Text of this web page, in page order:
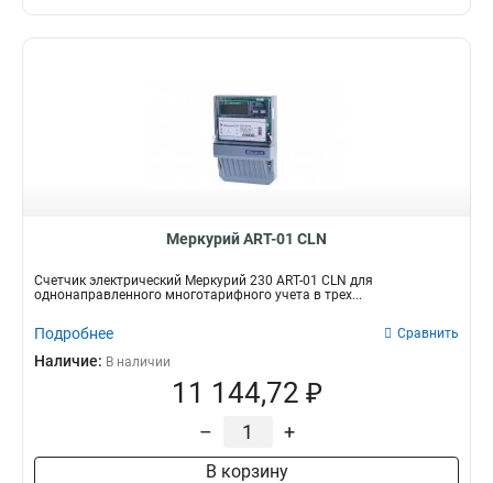
Меркурий АRT-01 СLN
Счетчик электрический Меркурий 230 АRT-01 СLN для
однонаправленного многотарифного учета в трех...
Подробнее Сравнить
Наличие: В наличии
11 144,72 ₽
– +
В корзину